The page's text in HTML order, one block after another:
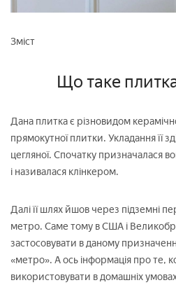
Зміст
Що таке
Дана плитка є різновидом
прямокутної плитки. Укладання її
цегляної. Спочатку призначалася
і називалася клінкером.
Далі її шлях йшов через підземні
метро. Саме тому в США і
застосовувати в даному
«метро». А ось інформація про те,
використовувати в домашніх